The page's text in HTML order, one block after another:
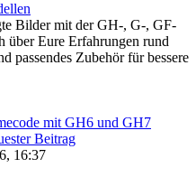
Bilder mit der GH-, G-, GF-
über Eure Erfahrungen rund
passendes Zubehör für bessere
mit GH6 und GH7
Beitrag
16:37